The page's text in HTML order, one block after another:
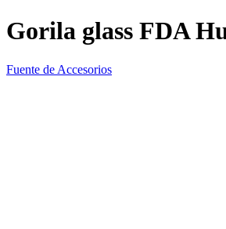
Gorila glass FDA
Fuente de Accesorios